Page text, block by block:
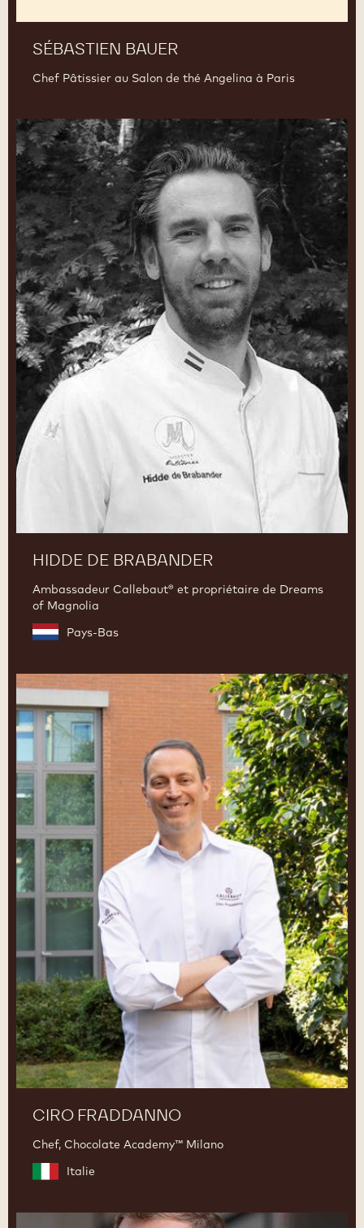
SÉBASTIEN BAUER
Chef Pâtissier au Salon de thé Angelina à Paris
HIDDE DE BRABANDER
Ambassadeur Callebaut® et propriétaire de Dreams
of Magnolia
Pays-Bas
Hidde
de
Brabander
CIRO FRADDANNO
Chef, Chocolate Academy™ Milano
Italie
Ciro
Fraddanno